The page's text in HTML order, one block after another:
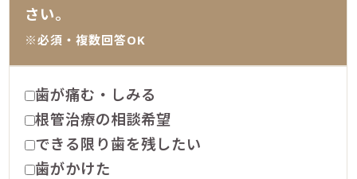
さい。
※必須・複数回答OK
歯が痛む・しみる
根管治療の相談希望
できる限り歯を残したい
歯がかけた